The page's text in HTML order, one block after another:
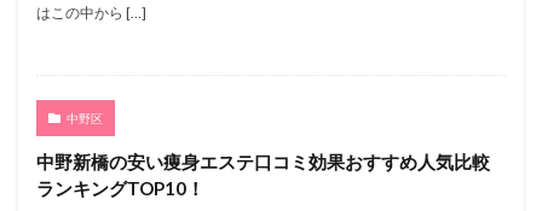
はこの中から […]
中野区
中野新橋の安い痩身エステ口コミ効果おすすめ人気比較
ランキングTOP10！